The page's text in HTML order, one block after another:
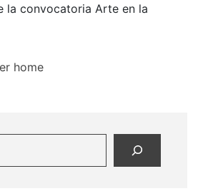
la convocatoria Arte en la
home